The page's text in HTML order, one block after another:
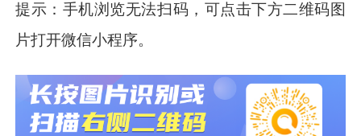
提示：手机浏览无法扫码，可点击下方二维码图
片打开微信小程序。